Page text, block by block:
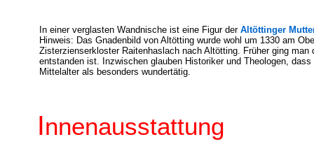
In einer verglasten Wandnische ist eine Figur der Altöttinger
Hinweis: Das Gnadenbild von Altötting wurde wohl um 1330 am
Zisterzienserkloster Raitenhaslach nach Altötting. Früher ging
entstanden ist. Inzwischen glauben Historiker und Theologen,
Mittelalter als besonders wundertätig.
Innenausstattung